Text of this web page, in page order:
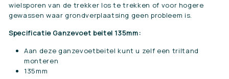
wielsporen van de trekker los te trekken of voor hogere
gewassen waar grondverplaatsing geen probleem is.
Specificatie Ganzevoet beitel 135mm:
Aan deze ganzevoetbeitel kunt u zelf een triltand
monteren
135mm